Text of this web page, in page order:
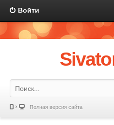
Войти
Полная версия сайта